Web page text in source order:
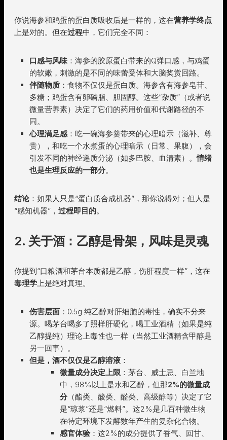
你说海参和鸡蛋的蛋白质吸收后是一样的，这在营养学终点
上是对的。但在过程中，它们完全不同：
口感与风味：海参的胶原蛋白带来的Q弹口感，与鸡蛋
的软嫩，刺激的是不同的味蕾受体和大脑奖赏回路。
伴随物质 ：食物不仅仅是蛋白质。海参含有海参皂苷、
多糖；鸡蛋含有卵磷脂、胆固醇。这些“杂质”（或者说
微量营养素）决定了它们的药用价值和代谢路径的不
同。
心理满足感 ：吃一碗海参羹带来的心理暗示（滋补、尊
贵），和吃一个水煮蛋的心理暗示（日常、果腹），会
引发不同的神经递质分泌（如多巴胺、血清素）。情绪
也是生理反应的一部分。
结论：如果人只是“蛋白质合成机器”，那你说得对；但人是
“感知机器”， 过程即目的。
2. 关于酒：乙醇是骨架，风味是灵魂
你提到“口粮酒和茅台本质都是乙醇，伤肝程度一样”，这在
毒理学上是绝对真理。
伤害层面 ：0.5g 纯乙醇对肝细胞的毒性，确实不分来
源。喝茅台喝多了照样肝硬化，喝工业酒精（如果是纯
乙醇提纯）理论上毒性也一样（当然工业酒精含甲醇是
另一回事）。
但是，酒不仅仅是乙醇溶液 ：
微量成分决定上限 ：茅台、威士忌、白兰地
中，98%以上是水和乙醇，但那2%的微量成
分 （酯类、酸类、醛类、高级醇等）决定了它
是“琼浆”还是“燃料”。这2%是几百种微生物
在特定环境下发酵数年产生的复杂化合物。
感官体验：这2%的成分提供了香气、回甘、